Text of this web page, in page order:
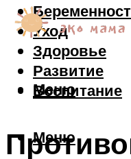
Уход
Здоровье
Развитие
Воспитание
Меню
Меню